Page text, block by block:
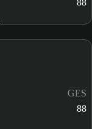
88
GES
88